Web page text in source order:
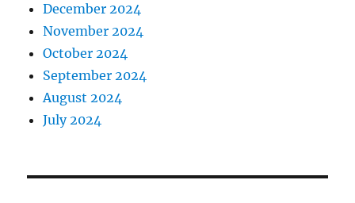
December 2024
November 2024
October 2024
September 2024
August 2024
July 2024